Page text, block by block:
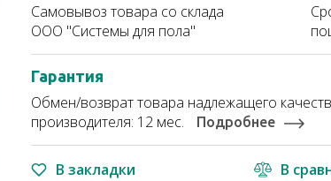
Самовывоз товара со склада
ООО "Системы для пола"
Гарантия
Обмен/возврат товара надлежащего
производителя: 12 мес.
Подробнее
В закладки В